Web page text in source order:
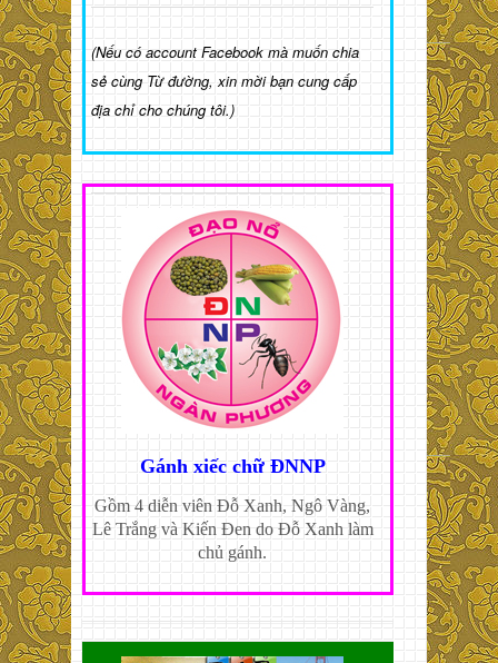
(Nếu có account Facebook mà muốn chia
sẻ cùng Từ đường, xin mời bạn cung cấp
địa chỉ cho chúng tôi.)
Gánh xiếc chữ ĐNNP
Gồm 4 diễn viên Đỗ Xanh, Ngô Vàng,
Lê Trắng và Kiến Đen do Đỗ Xanh làm
chủ gánh.